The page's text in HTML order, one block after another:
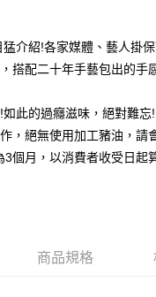
介紹!各家媒體、藝人掛
搭配二十年手藝包出的手
此的過癮滋味，絕對難忘!
，絕無使用加工豬油，請
3個月，以消費者收受日起
商品規格